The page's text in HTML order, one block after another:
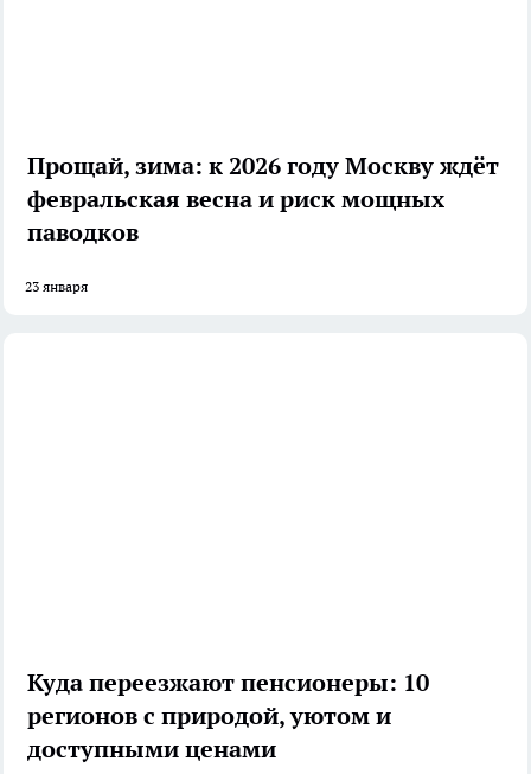
Прощай, зима: к 2026 году Москву ждёт
февральская весна и риск мощных
паводков
23 января
Куда переезжают пенсионеры: 10
регионов с природой, уютом и
доступными ценами